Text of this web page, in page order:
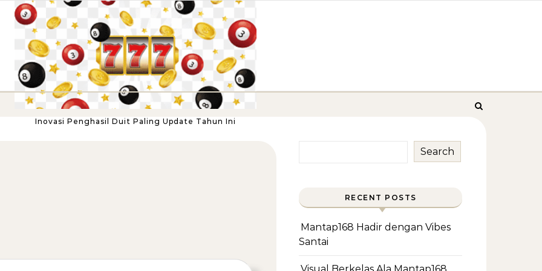
Inovasi Penghasil Duit Paling Update Tahun Ini
Search
RECENT POSTS
Mantap168 Hadir dengan Vibes
Santai